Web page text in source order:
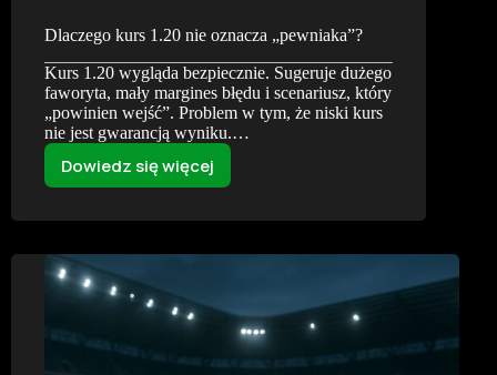
Dlaczego kurs 1.20 nie oznacza „pewniaka”?
Kurs 1.20 wygląda bezpiecznie. Sugeruje dużego
faworyta, mały margines błędu i scenariusz, który
„powinien wejść”. Problem w tym, że niski kurs
nie jest gwarancją wyniku.…
Dowiedz się więcej
Dlaczego
1.20
„pewniaka”?